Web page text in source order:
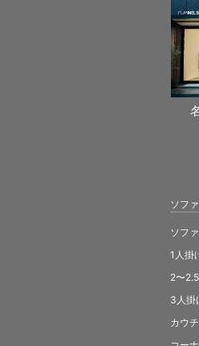
ソフ
ソフ
1人掛
2〜
3人掛
カウ
コー